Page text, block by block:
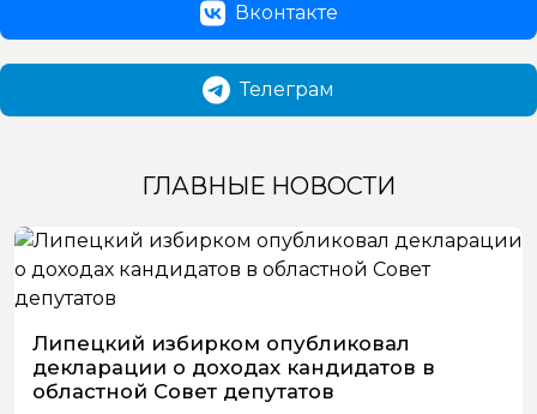
Вконтакте
Телеграм
ГЛАВНЫЕ НОВОСТИ
Липецкий избирком опубликовал
декларации о доходах кандидатов в
областной Совет депутатов